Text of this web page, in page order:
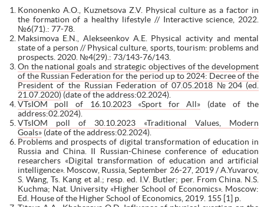
Kononenko A.O., Kuznetsova Z.V. Physical culture as a factor in
the formation of a healthy lifestyle // Interactive science, 2022.
№6(71).: 77-78.
Maksimova E.N., Alekseenkov A.E. Physical activity and mental
state of a person // Physical culture, sports, tourism: problems and
prospects. 2020. №4(29).: 73/143-76/143.
On the national goals and strategic objectives of the development
of the Russian Federation for the period up to 2024: Decree of the
President of the Russian Federation of 07.05.2018 №204 (ed.
21.07.2020)(date of the address:02.2024).
VTsIOM poll of 16.10.2023 «Sport for All» (date of the
address:02.2024).
VTsIOM poll of 30.10.2023 «Traditional Values, Modern
Goals»(date of the address:02.2024).
Problems and prospects of digital transformation of education in
Russia and China. II Russian-Chinese conference of education
researchers «Digital transformation of education and artificial
intelligence». Moscow, Russia, September 26-27, 2019 / A.Yuvarov,
S. Wang, Ts. Kang et al.; resp. ed. I.V. Butler; per. From China. N.S.
Kuchma; Nat. University «Higher School of Economics». Moscow:
Ed. House of the Higher School of Economics, 2019. 155 [1] p.